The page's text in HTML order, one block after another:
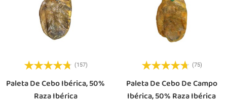
(157)
Paleta De Cebo Ibérica, 50%
Raza Ibérica
(75)
Paleta De Cebo De Campo
Ibérica, 50% Raza Ibérica